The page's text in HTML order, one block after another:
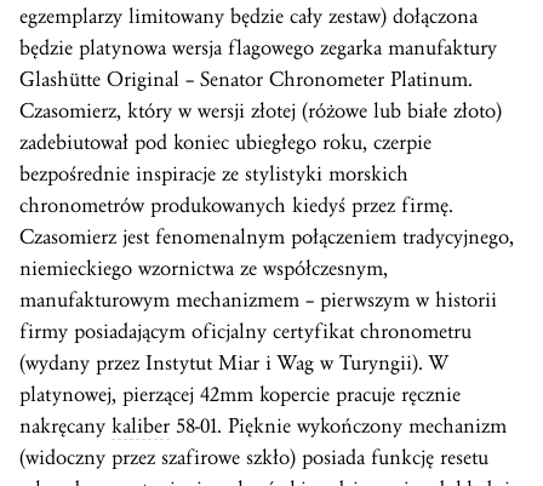
egzemplarzy limitowany będzie cały zestaw) dołączona
będzie platynowa wersja flagowego zegarka manufaktury
Glashütte Original – Senator Chronometer Platinum.
Czasomierz, który w wersji złotej (różowe lub białe złoto)
zadebiutował pod koniec ubiegłego roku, czerpie
bezpośrednie inspiracje ze stylistyki morskich
chronometrów produkowanych kiedyś przez firmę.
Czasomierz jest fenomenalnym połączeniem tradycyjnego,
niemieckiego wzornictwa ze współczesnym,
manufakturowym mechanizmem – pierwszym w historii
firmy posiadającym oficjalny certyfikat chronometru
(wydany przez Instytut Miar i Wag w Turyngii). W
platynowej, pierzącej 42mm kopercie pracuje ręcznie
nakręcany kaliber 58-01. Pięknie wykończony mechanizm
(widoczny przez szafirowe szkło) posiada funkcję resetu